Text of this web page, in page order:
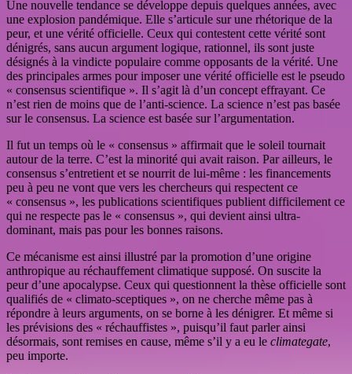
Une nouvelle tendance se développe depuis quelques années, avec
une explosion pandémique. Elle s’articule sur une rhétorique de la
peur, et une vérité officielle. Ceux qui contestent cette vérité sont
dénigrés, sans aucun argument logique, rationnel, ils sont juste
désignés à la vindicte populaire comme opposants de la vérité. Une
des principales armes pour imposer une vérité officielle est le pseudo
« consensus scientifique ». Il s’agit là d’un concept effrayant. Ce
n’est rien de moins que de l’anti-science. La science n’est pas basée
sur le consensus. La science est basée sur l’argumentation.
Il fut un temps où le « consensus » affirmait que le soleil tournait
autour de la terre. C’est la minorité qui avait raison. Par ailleurs, le
consensus s’entretient et se nourrit de lui-même : les financements
peu à peu ne vont que vers les chercheurs qui respectent ce
« consensus », les publications scientifiques publient difficilement ce
qui ne respecte pas le « consensus », qui devient ainsi ultra-
dominant, mais pas pour les bonnes raisons.
Ce mécanisme est ainsi illustré par la promotion d’une origine
anthropique au réchauffement climatique supposé. On suscite la
peur d’une apocalypse. Ceux qui questionnent la thèse officielle sont
qualifiés de « climato-sceptiques », on ne cherche même pas à
répondre à leurs arguments, on se borne à les dénigrer. Et même si
les prévisions des « réchauffistes », puisqu’il faut parler ainsi
désormais, sont remises en cause, même s’il y a eu le climategate,
peu importe.